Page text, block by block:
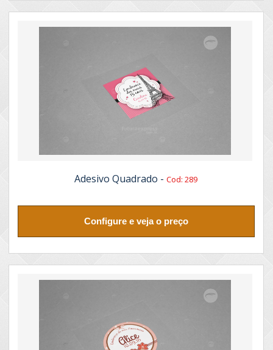
Adesivo Quadrado -Cod: 289
Configure e veja o preço